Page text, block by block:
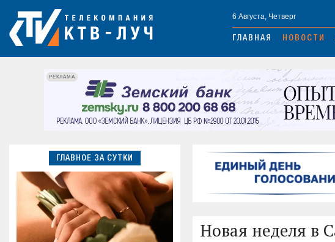
6 Августа, Четверг
ГЛАВНАЯ НОВОСТИ
РЕКЛАМА
ГЛАВНОЕ ЗА СУТКИ
Новая неделя в